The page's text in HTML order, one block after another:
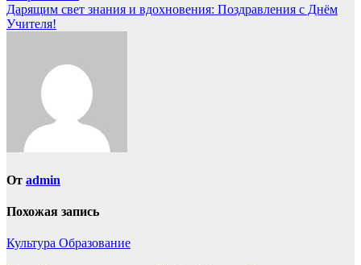
по
записям
Дарящим свет знания и вдохновения: Поздравления с Днём
Учителя!
От admin
Похожая запись
Культура Образование